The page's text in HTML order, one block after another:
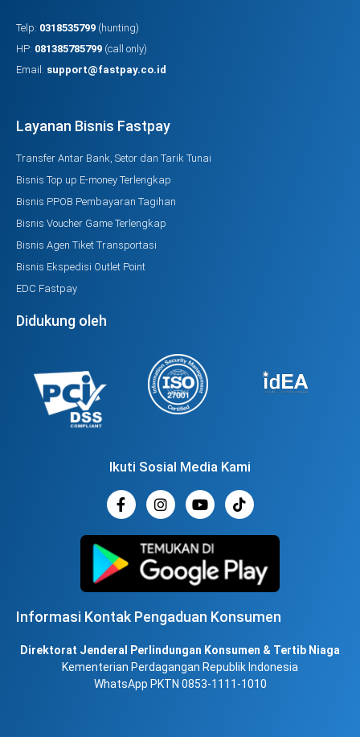
Telp: 0318535799 (hunting)
HP: 081385785799 (call only)
Email: support@fastpay.co.id
Layanan Bisnis Fastpay
Transfer Antar Bank, Setor dan Tarik Tunai
Bisnis Top up E-money Terlengkap
Bisnis PPOB Pembayaran Tagihan
Bisnis Voucher Game Terlengkap
Bisnis Agen Tiket Transportasi
Bisnis Ekspedisi Outlet Point
EDC Fastpay
Didukung oleh
Ikuti Sosial Media Kami
Informasi Kontak Pengaduan Konsumen
Direktorat Jenderal Perlindungan Konsumen & Tertib Niaga
Kementerian Perdagangan Republik Indonesia
WhatsApp PKTN 0853-1111-1010